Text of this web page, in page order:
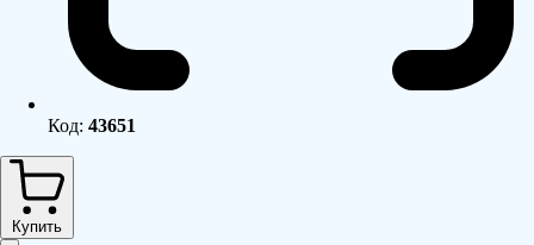
Код: 43651
Купить